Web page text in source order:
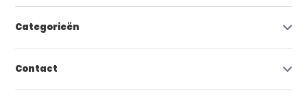
Categorieën
Contact